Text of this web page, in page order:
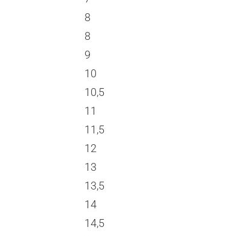
8
8
9
10
10,5
11
11,5
12
13
13,5
14
14,5